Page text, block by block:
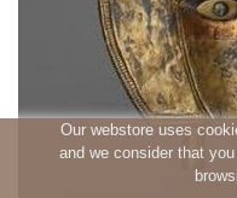
Our webstore uses
and we consider that